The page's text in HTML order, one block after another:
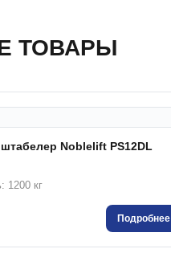
ТОВАРЫ
Noblelift PS12DL
1200 кг
Подробнее